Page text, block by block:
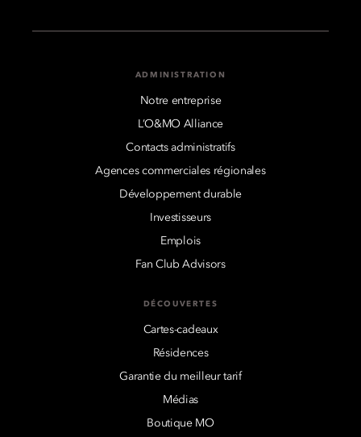
ADMINISTRATION
Notre entreprise
L’O&MO Alliance
Contacts administratifs
Agences commerciales régionales
Développement durable
Investisseurs
Emplois
Fan Club Advisors
DÉCOUVERTES
Cartes-cadeaux
Résidences
Garantie du meilleur tarif
Médias
Boutique MO